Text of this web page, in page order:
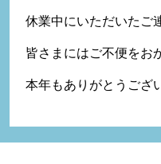
休業中にいただいたご
皆さまにはご不便をお
本年もありがとうござ